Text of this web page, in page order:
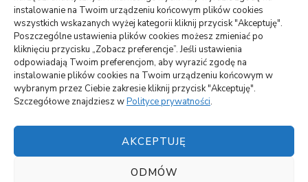
instalowanie na Twoim urządzeniu końcowym plików cookies
wszystkich wskazanych wyżej kategorii kliknij przycisk "Akceptuję".
Poszczególne ustawienia plików cookies możesz zmieniać po
kliknięciu przycisku „Zobacz preferencje”. Jeśli ustawienia
odpowiadają Twoim preferencjom, aby wyrazić zgodę na
instalowanie plików cookies na Twoim urządzeniu końcowym w
wybranym przez Ciebie zakresie kliknij przycisk "Akceptuję".
Szczegółowe znajdziesz wPolityce prywatności.
AKCEPTUJĘ
ODMÓW
oszczędność i skuteczność
ARTYKUŁ SPONSOROWANY INNE
Jakie atrakcje można zobaczyć na Mazurach
BUDOWNICTWO, PRZEMYSŁ
Czemu lokata w panele solarne się opłaca?
Polityka plików cookies (EU)||Vilva | Stworzony przez